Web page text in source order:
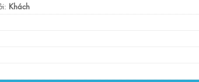
Khách